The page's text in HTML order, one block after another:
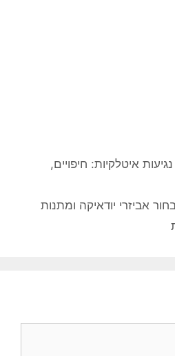
איטלקיות: חיפויים,
אביזרי יודאיקה ומתנות